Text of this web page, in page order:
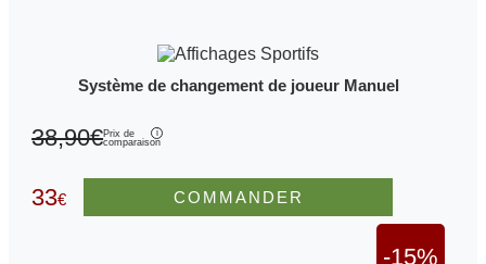
Système de changement de joueur Manuel
38,90€Prix de
comparaison
33€
-15%
COMMANDER